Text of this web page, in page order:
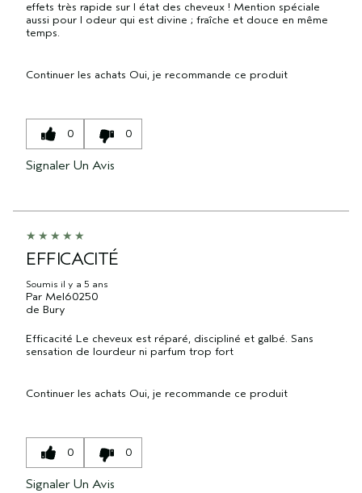
effets très rapide sur l état des cheveux ! Mention spéciale
aussi pour l odeur qui est divine ; fraîche et douce en même
temps.
Continuer les achats Oui, je recommande ce produit
0 0
Signaler Un Avis
EFFICACITÉ
Soumis il y a 5 ans
Par Mel60250
de Bury
Efficacité Le cheveux est réparé, discipliné et galbé. Sans
sensation de lourdeur ni parfum trop fort
Continuer les achats Oui, je recommande ce produit
0 0
Signaler Un Avis